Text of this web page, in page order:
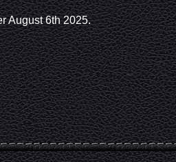
August 6th 2025.